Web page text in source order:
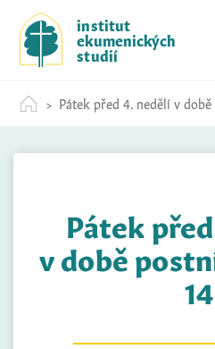
c
institut
ekumenických
studií
Pátek před 4. nedělí v době
Pátek
v době
14